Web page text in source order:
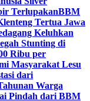
TerlupakanBBM
Tertua Jawa
Keluhkan
Stunting di
Ribu per
Masyarakat Lesu
dari
Warga
Pindah dari BBM